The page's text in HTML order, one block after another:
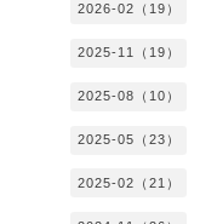
2026-02（19）
2025-11（19）
2025-08（10）
2025-05（23）
2025-02（21）